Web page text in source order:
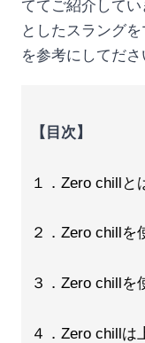
ててご紹介して
としたスラング
を参考にしてださ
【目次】
１．Zero chillと
２．Zero chillを
３．Zero chillを
４．Zero chillは